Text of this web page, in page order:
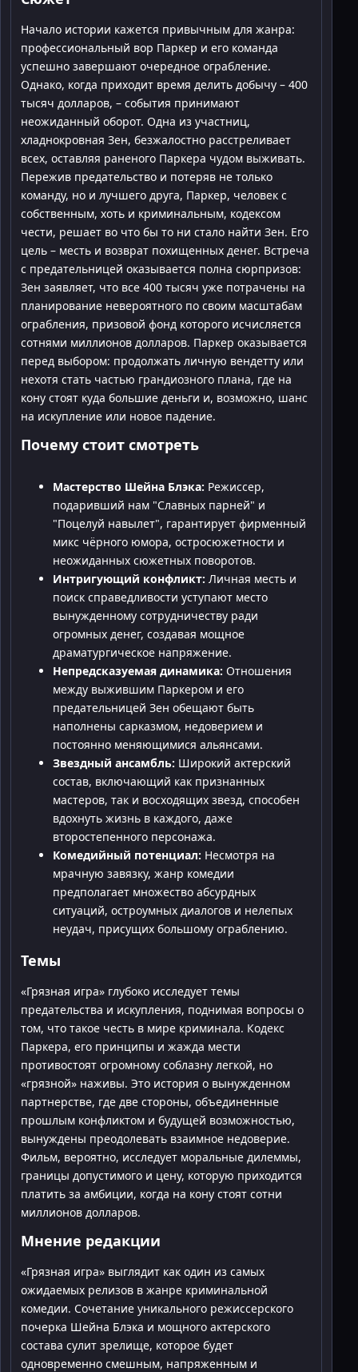
Начало истории кажется привычным для жанра:
профессиональный вор Паркер и его команда
успешно завершают очередное ограбление.
Однако, когда приходит время делить добычу – 400
тысяч долларов, – события принимают
неожиданный оборот. Одна из участниц,
хладнокровная Зен, безжалостно расстреливает
всех, оставляя раненого Паркера чудом выживать.
Пережив предательство и потеряв не только
команду, но и лучшего друга, Паркер, человек с
собственным, хоть и криминальным, кодексом
чести, решает во что бы то ни стало найти Зен. Его
цель – месть и возврат похищенных денег. Встреча
с предательницей оказывается полна сюрпризов:
Зен заявляет, что все 400 тысяч уже потрачены на
планирование невероятного по своим масштабам
ограбления, призовой фонд которого исчисляется
сотнями миллионов долларов. Паркер оказывается
перед выбором: продолжать личную вендетту или
нехотя стать частью грандиозного плана, где на
кону стоят куда большие деньги и, возможно, шанс
на искупление или новое падение.
Почему стоит смотреть
Мастерство Шейна Блэка: Режиссер,
подаривший нам "Славных парней" и
"Поцелуй навылет", гарантирует фирменный
микс чёрного юмора, остросюжетности и
неожиданных сюжетных поворотов.
Интригующий конфликт: Личная месть и
поиск справедливости уступают место
вынужденному сотрудничеству ради
огромных денег, создавая мощное
драматургическое напряжение.
Непредсказуемая динамика: Отношения
между выжившим Паркером и его
предательницей Зен обещают быть
наполнены сарказмом, недоверием и
постоянно меняющимися альянсами.
Звездный ансамбль: Широкий актерский
состав, включающий как признанных
мастеров, так и восходящих звезд, способен
вдохнуть жизнь в каждого, даже
второстепенного персонажа.
Комедийный потенциал: Несмотря на
мрачную завязку, жанр комедии
предполагает множество абсурдных
ситуаций, остроумных диалогов и нелепых
неудач, присущих большому ограблению.
Темы
«Грязная игра» глубоко исследует темы
предательства и искупления, поднимая вопросы о
том, что такое честь в мире криминала. Кодекс
Паркера, его принципы и жажда мести
противостоят огромному соблазну легкой, но
«грязной» наживы. Это история о вынужденном
партнерстве, где две стороны, объединенные
прошлым конфликтом и будущей возможностью,
вынуждены преодолевать взаимное недоверие.
Фильм, вероятно, исследует моральные дилеммы,
границы допустимого и цену, которую приходится
платить за амбиции, когда на кону стоят сотни
миллионов долларов.
Мнение редакции
«Грязная игра» выглядит как один из самых
ожидаемых релизов в жанре криминальной
комедии. Сочетание уникального режиссерского
почерка Шейна Блэка и мощного актерского
состава сулит зрелище, которое будет
одновременно смешным, напряженным и